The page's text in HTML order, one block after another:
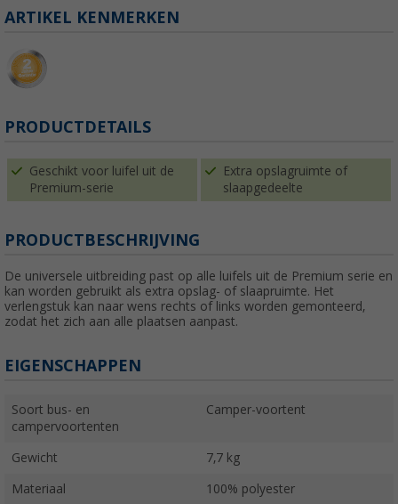
ARTIKEL KENMERKEN
PRODUCTDETAILS
Geschikt voor luifel uit de
Premium-serie
Extra opslagruimte of
slaapgedeelte
PRODUCTBESCHRIJVING
De universele uitbreiding past op alle luifels uit de Premium serie en
kan worden gebruikt als extra opslag- of slaapruimte. Het
verlengstuk kan naar wens rechts of links worden gemonteerd,
zodat het zich aan alle plaatsen aanpast.
EIGENSCHAPPEN
Soort bus- en
campervoortenten
Camper-voortent
Gewicht 7,7 kg
Materiaal 100% polyester